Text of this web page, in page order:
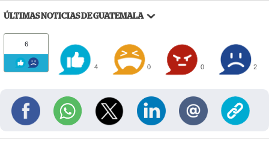
ÚLTIMAS NOTICIAS DE GUATEMALA
6
4 0 0 2